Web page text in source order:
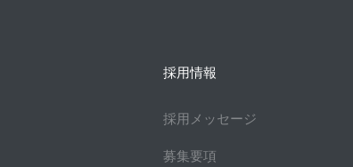
採用情報
採用メッセージ
募集要項